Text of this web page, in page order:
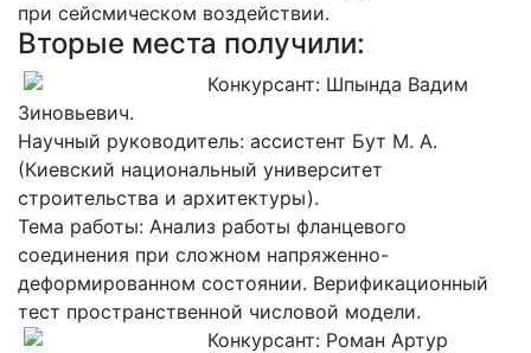
при сейсмическом воздействии.
Вторые места получили:
Конкурсант: Шпында Вадим
Зиновьевич.
Научный руководитель: ассистент Бут М. А.
(Киевский национальный университет
строительства и архитектуры).
Тема работы: Анализ работы фланцевого
соединения при сложном напряженно-
деформированном состоянии. Верификационный
тест пространственной числовой модели.
Конкурсант: Роман Артур